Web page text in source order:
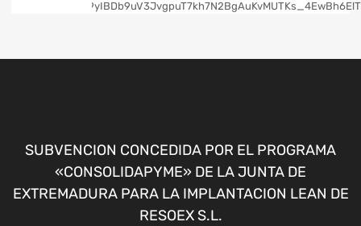
SUBVENCION CONCEDIDA POR EL PROGRAMA
«CONSOLIDAPYME» DE LA JUNTA DE
EXTREMADURA PARA LA IMPLANTACION LEAN DE
RESOEX S.L.